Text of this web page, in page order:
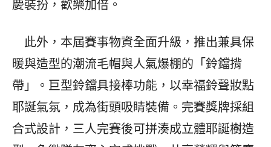
慶裝扮，歡樂加倍。
此外，本屆賽事物資全面升級，推出兼具保
暖與造型的潮流毛帽與人氣爆棚的「鈴鐺揹
帶」。巨型鈴鐺具接棒功能，以幸福鈴聲妝點
耶誕氣氛，成為街頭吸睛裝備。完賽獎牌採組
合式設計，三人完賽後可拼湊成立體耶誕樹造